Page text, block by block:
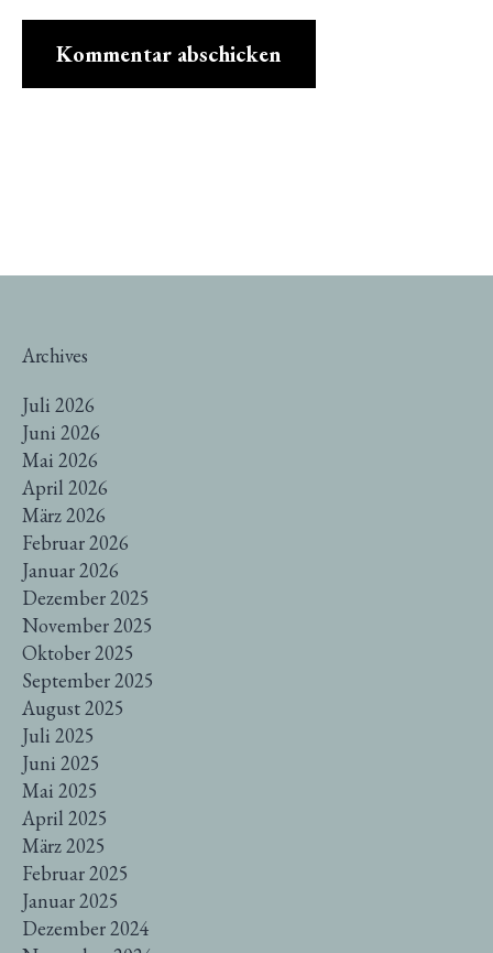
Archives
Juli 2026
Juni 2026
Mai 2026
April 2026
März 2026
Februar 2026
Januar 2026
Dezember 2025
November 2025
Oktober 2025
September 2025
August 2025
Juli 2025
Juni 2025
Mai 2025
April 2025
März 2025
Februar 2025
Januar 2025
Dezember 2024